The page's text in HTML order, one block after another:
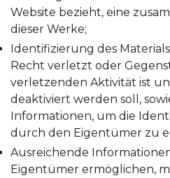
Website bezieht, eine
dieser Werke;
Identifizierung des
Recht verletzt oder
verletzenden Aktivität ist
deaktiviert werden soll,
Informationen, um die
durch den Eigentümer zu
Ausreichende
Eigentümer ermöglichen,